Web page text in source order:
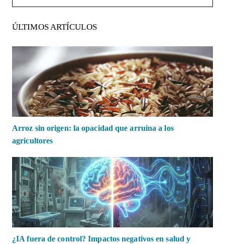
ÚLTIMOS ARTÍCULOS
Arroz sin origen: la opacidad que arruina a los
agricultores
¿IA fuera de control? Impactos negativos en salud y